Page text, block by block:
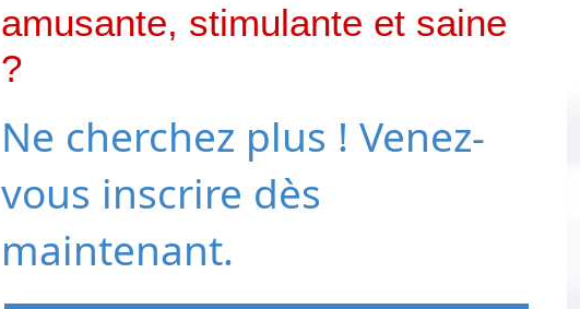
amusante, stimulante et saine
?
Ne cherchez plus ! Venez-
vous inscrire dès
maintenant.